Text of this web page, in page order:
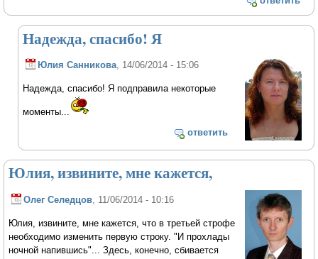
Надежда, спасибо! Я
Юлия Санникова, 14/06/2014 - 15:06
Надежда, спасибо! Я подправила некоторые
моменты...
ответить
Юлия, извините, мне кажется,
Олег Селедцов, 11/06/2014 - 10:16
Юлия, извините, мне кажется, что в третьей строфе
необходимо изменить первую строку. "И прохлады
ночной напившись"... Здесь, конечно, сбивается